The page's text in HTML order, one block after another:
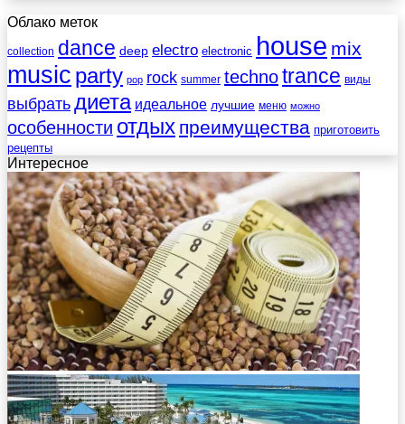
Облако меток
collection dance deep electro electronic house mix
music party pop rock summer technotrance виды
выбратьдиета идеальное лучшие меню можно
особенности отдых преимущества приготовить
рецепты
Интересное